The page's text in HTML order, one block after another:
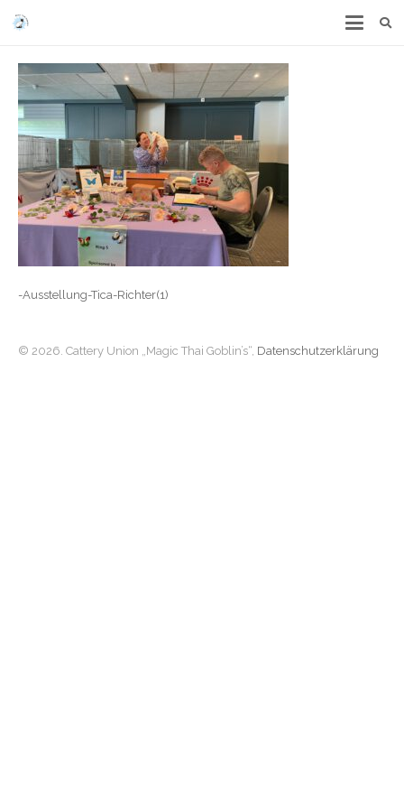
-Ausstellung-Tica-Richter(1)
© 2026. Cattery Union „Magic Thai Goblin’s“, Datenschutzerklärung